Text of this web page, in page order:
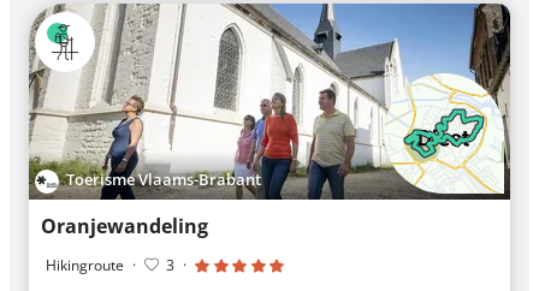
Toerisme Vlaams-Brabant
Oranjewandeling
Hikingroute · 3 ·